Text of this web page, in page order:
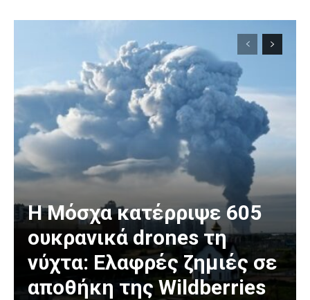
Η Μόσχα κατέρριψε 605
ουκρανικά drones τη
νύχτα: Ελαφρές ζημιές σε
αποθήκη της Wildberries